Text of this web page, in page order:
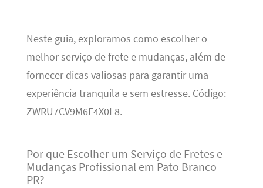
Neste guia, exploramos como escolher o
melhor serviço de frete e mudanças, além de
fornecer dicas valiosas para garantir uma
experiência tranquila e sem estresse. Código:
ZWRU7CV9M6F4X0L8.
Por que Escolher um Serviço de Fretes e
Mudanças Profissional em Pato Branco
PR?